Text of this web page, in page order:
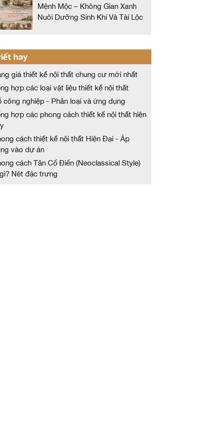
Mệnh Mộc – Không Gian Xanh
Nuôi Dưỡng Sinh Khí Và Tài Lộc
hay
giá thiết kế nội thất chung cư mới nhất
hợp các loại vật liệu thiết kế nội thất
công nghiệp - Phân loại và ứng dụng
hợp các phong cách thiết kế nội thất hiện
cách thiết kế nội thất Hiện Đại - Áp
vào dự án
cách Tân Cổ Điển (Neoclassical Style)
Nét đặc trưng